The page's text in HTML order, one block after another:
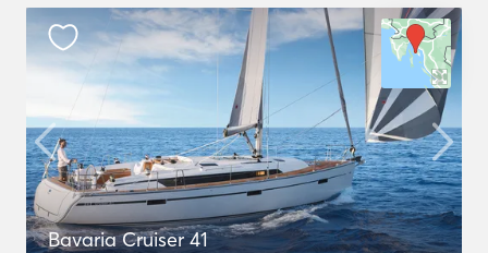
Bavaria Cruiser 41